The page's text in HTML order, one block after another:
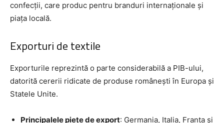
confecții, care produc pentru branduri internaționale și
piața locală.
Exporturi de textile
Exporturile reprezintă o parte considerabilă a PIB-ului,
datorită cererii ridicate de produse românești în Europa și
Statele Unite.
Principalele piețe de export: Germania, Italia, Franța și